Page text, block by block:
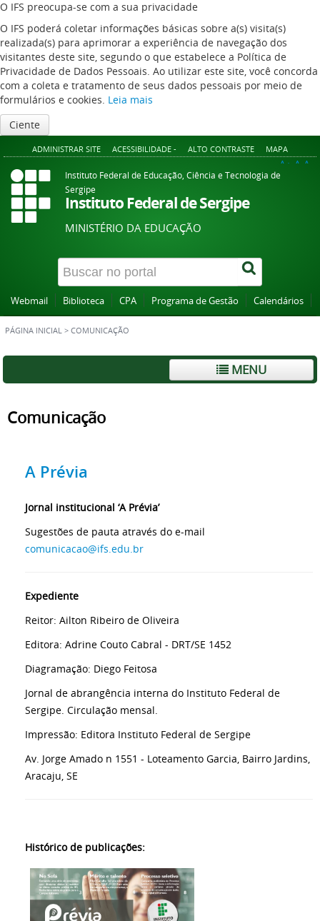
O IFS preocupa-se com a sua privacidade
O IFS poderá coletar informações básicas sobre a(s) visita(s)
realizada(s) para aprimorar a experiência de navegação dos
visitantes deste site, segundo o que estabelece a Política de
Privacidade de Dados Pessoais. Ao utilizar este site, você concorda
com a coleta e tratamento de seus dados pessoais por meio de
formulários e cookies. Leia mais
Ciente
ADMINISTRAR SITE ACESSIBILIDADE - ALTO CONTRASTE MAPA
A+ A A-
Instituto Federal de Educação, Ciência e Tecnologia de
Sergipe
Instituto Federal de Sergipe
MINISTÉRIO DA EDUCAÇÃO
Webmail Biblioteca CPA Programa de Gestão Calendários
PÁGINA INICIAL > COMUNICAÇÃO
MENU
Comunicação
A Prévia
Jornal institucional ‘A Prévia’
Sugestões de pauta através do e-mail
comunicacao@ifs.edu.br
Expediente
Reitor: Ailton Ribeiro de Oliveira
Editora: Adrine Couto Cabral - DRT/SE 1452
Diagramação: Diego Feitosa
Jornal de abrangência interna do Instituto Federal de
Sergipe. Circulação mensal.
Impressão: Editora Instituto Federal de Sergipe
Av. Jorge Amado n 1551 - Loteamento Garcia, Bairro Jardins,
Aracaju, SE
Histórico de publicações: